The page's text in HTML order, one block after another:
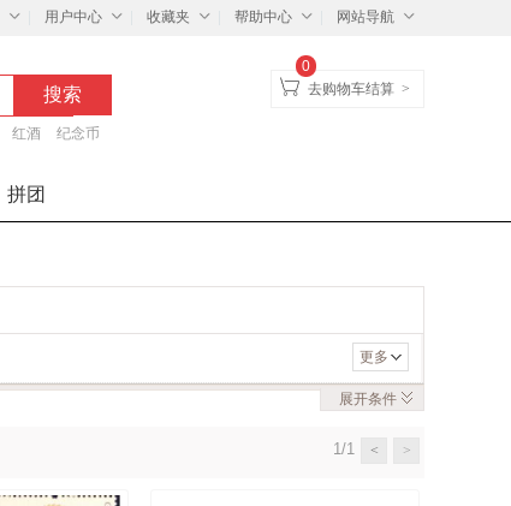
用户中心 收藏夹 帮助中心 网站导航
红酒 纪念币
去购物车结算 >
0
拼团
更多
展开条件
1/1 < >